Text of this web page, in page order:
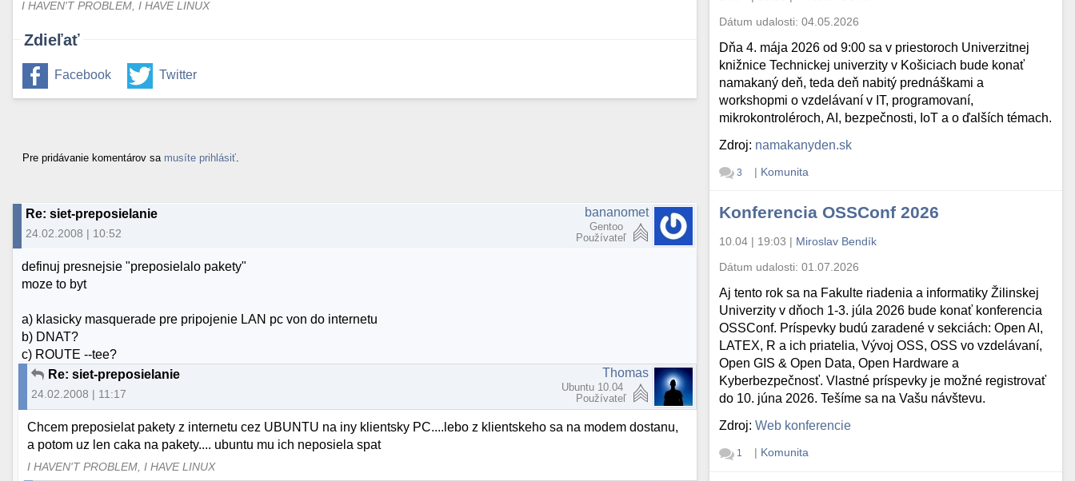
I HAVEN'T PROBLEM, I HAVE LINUX
Zdieľať
Facebook Twitter
Pre pridávanie komentárov sa musíte prihlásiť
Re: siet-preposielanie
24.02.2008 | 10:52
bananomet
Gentoo
Používateľ
definuj presnejsie "preposielalo pakety"
moze to byt
a) klasicky masquerade pre pripojenie LAN pc von do internetu
b) DNAT?
c) ROUTE --tee?
Re: siet-preposielanie
24.02.2008 | 11:17
Thomas
Ubuntu 10.04
Používateľ
Chcem preposielat pakety z internetu cez UBUNTU na iny klientsky PC....lebo z klientskeho sa na modem dostanu,
a potom uz len caka na pakety.... ubuntu mu ich neposiela spat
I HAVEN'T PROBLEM, I HAVE LINUX
Dátum udalosti:04.05.2026
Dňa 4. mája 2026 od 9:00 sa v priestoroch Univerzitnej
knižnice Technickej univerzity v Košiciach bude konať
namakaný deň, teda deň nabitý prednáškami a
workshopmi o vzdelávaní v IT, programovaní,
mikrokontroléroch, AI, bezpečnosti, IoT a o ďalších témach.
Zdroj: namakanyden.sk
3 | Komunita
Konferencia OSSConf 2026
10.04 | 19:03 | Miroslav Bendík
Dátum udalosti:01.07.2026
Aj tento rok sa na Fakulte riadenia a informatiky Žilinskej
Univerzity v dňoch 1-3. júla 2026 bude konať konferencia
OSSConf. Príspevky budú zaradené v sekciách: Open AI,
LATEX, R a ich priatelia, Vývoj OSS, OSS vo vzdelávaní,
Open GIS & Open Data, Open Hardware a
Kyberbezpečnosť. Vlastné príspevky je možné registrovať
do 10. júna 2026. Tešíme sa na Vašu návštevu.
Zdroj:Web konferencie
1 | Komunita